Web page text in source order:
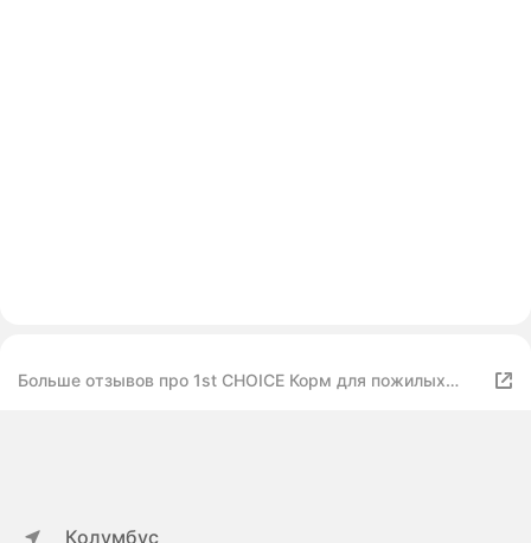
Больше отзывов про 1st CHOICE Корм для пожилых
Колумбус